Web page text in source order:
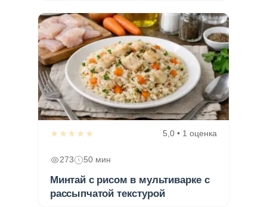
★★★★★ 5,0 • 1 оценка
273 50 мин
Минтай с рисом в мультиварке с
рассыпчатой текстурой